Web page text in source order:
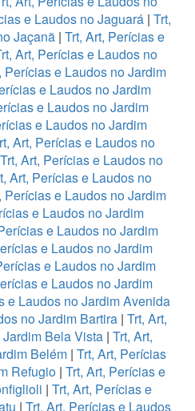
e Laudos no Jaguará | Trt,
Jaçanã| Trt, Art, Perícias e
Art, Perícias e Laudos no
Perícias e Laudos no Jardim
e Laudos no Jardim
e Laudos no Jardim
e Laudos no Jardim
Art, Perícias e Laudos no
Trt, Art, Perícias e Laudos no
Art, Perícias e Laudos no
Perícias e Laudos no Jardim
e Laudos no Jardim
e Laudos no Jardim
e Laudos no Jardim
e Laudos no Jardim
e Laudos no Jardim
e Laudos no Jardim Avenida
no Jardim Bartira| Trt, Art,
Bela Vista| Trt, Art,
Belém | Trt, Art, Perícias
Refugio | Trt, Art, Perícias e
| Trt, Art, Perícias e
| Trt, Art, Perícias e Laudos